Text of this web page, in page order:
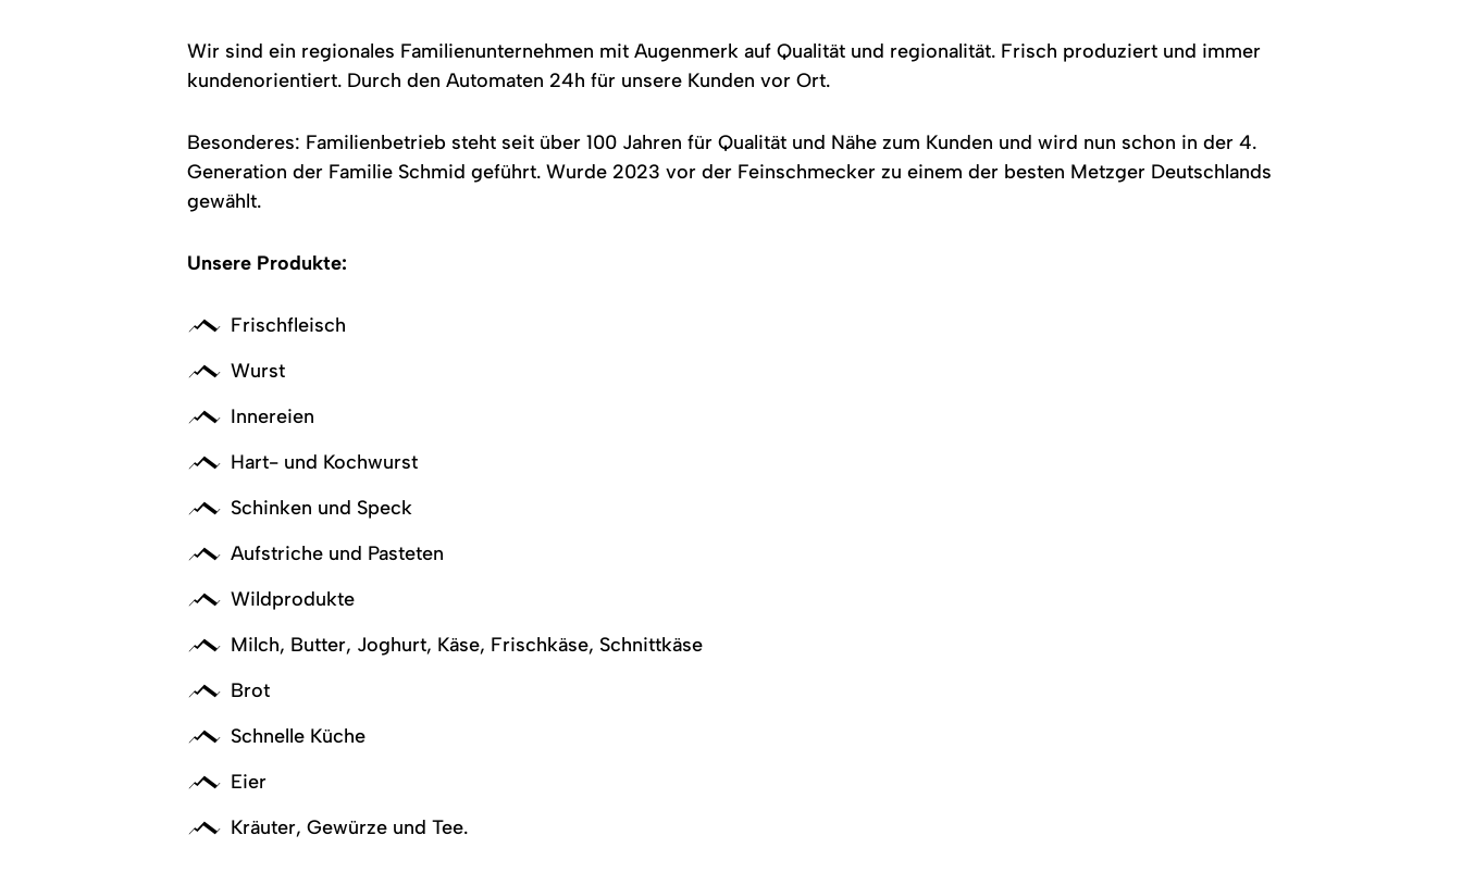
Wir sind ein regionales Familienunternehmen mit Augenmerk auf Qualität und regionalität. Frisch produziert und immer
kundenorientiert. Durch den Automaten 24h für unsere Kunden vor Ort.
Besonderes: Familienbetrieb steht seit über 100 Jahren für Qualität und Nähe zum Kunden und wird nun schon in der 4.
Generation der Familie Schmid geführt. Wurde 2023 vor der Feinschmecker zu einem der besten Metzger Deutschlands
gewählt.
Unsere Produkte:
Frischfleisch
Wurst
Innereien
Hart- und Kochwurst
Schinken und Speck
Aufstriche und Pasteten
Wildprodukte
Milch, Butter, Joghurt, Käse, Frischkäse, Schnittkäse
Brot
Schnelle Küche
Eier
Kräuter, Gewürze und Tee.